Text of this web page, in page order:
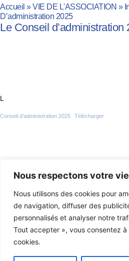
Nous respectons votre
Nous utilisons des cookies pour
de navigation, diffuser des
personnalisés et analyser notre
Tout accepter », vous consentez
cookies.
Accueil »VIE DE L'ASSOCIATION »
D’administration 2025
Le Conseil d’administration
L
Conseil d’administration 2025 Télécharger
Mentions Légales
Politique de cookies
Politique de confidentialité
Retourner à l'accueil